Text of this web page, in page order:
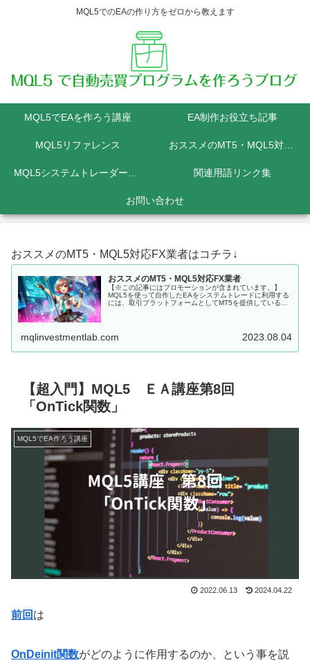
MQL5でのEAの作り方をゼロから教えます
MQL5でEAを作ろう講座 EA制作お役立ち記事
MQL5リファレンス おススメのMT5・MQL5対応FX業者
MQL5システムトレーダーの為のPython講座 関連用語リンク集
お問い合わせ
おススメのMT5・MQL5対応FX業者はコチラ↓
おススメのMT5・MQL5対応FX業者
【※この記事にはプロモーションが含まれています。】
MQL5を使って自作したEAをシステムトレードに利用する
には、取引プラットフォームとしてMT5を提供しているFX
mqlinvestmentlab.com 2023.08.04
【超入門】MQL5 ＥＡ講座第8回
「OnTick関数」
MQL5でEA作ろう講座
2022.06.13 2024.04.22
前回 は
OnDeinit関数がどのように作用するのか、という事を説